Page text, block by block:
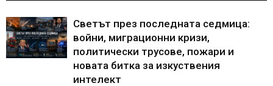
Светът през последната седмица:
войни, миграционни кризи,
политически трусове, пожари и
новата битка за изкуствения
интелект